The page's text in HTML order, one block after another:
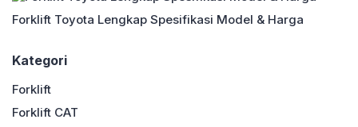
Forklift Toyota Lengkap Spesifikasi Model & Harga
Kategori
Forklift
Forklift CAT